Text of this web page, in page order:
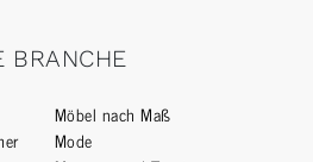
BRANCHE
Möbel nach Maß
Mode